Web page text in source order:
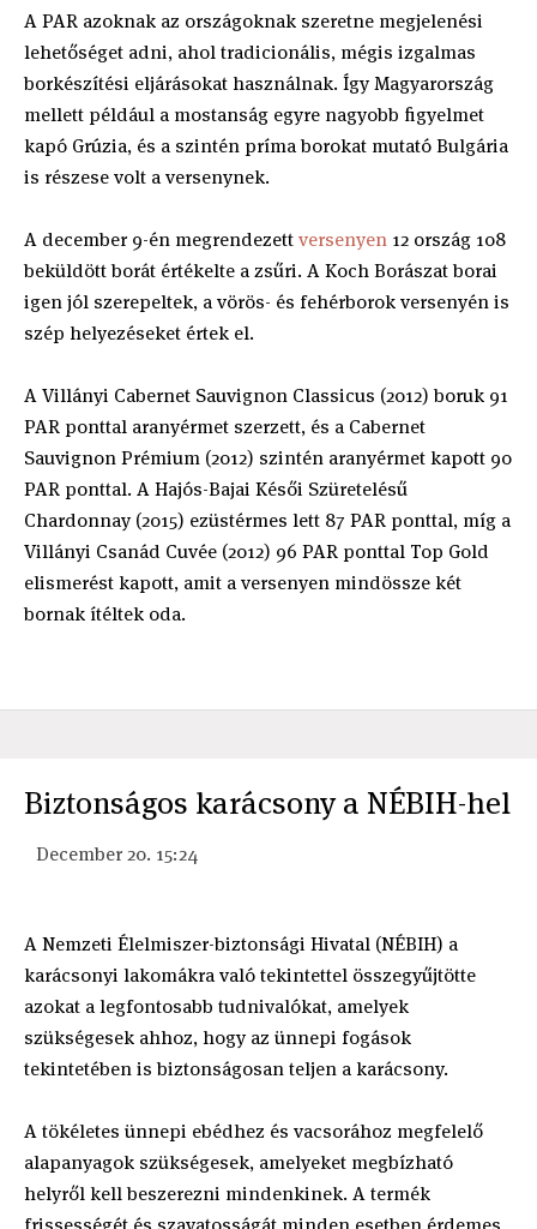
A PAR azoknak az országoknak szeretne megjelenési
lehetőséget adni, ahol tradicionális, mégis izgalmas
borkészítési eljárásokat használnak. Így Magyarország
mellett például a mostanság egyre nagyobb figyelmet
kapó Grúzia, és a szintén príma borokat mutató Bulgária
is részese volt a versenynek.
A december 9-én megrendezettversenyen 12 ország 108
beküldött borát értékelte a zsűri. A Koch Borászat borai
igen jól szerepeltek, a vörös- és fehérborok versenyén is
szép helyezéseket értek el.
A Villányi Cabernet Sauvignon Classicus (2012) boruk 91
PAR ponttal aranyérmet szerzett, és a Cabernet
Sauvignon Prémium (2012) szintén aranyérmet kapott 90
PAR ponttal. A Hajós-Bajai Késői Szüretelésű
Chardonnay (2015) ezüstérmes lett 87 PAR ponttal, míg a
Villányi Csanád Cuvée (2012) 96 PAR ponttal Top Gold
elismerést kapott, amit a versenyen mindössze két
bornak ítéltek oda.
Biztonságos karácsony a NÉBIH-hel
December 20. 15:24
A Nemzeti Élelmiszer-biztonsági Hivatal (NÉBIH) a
karácsonyi lakomákra való tekintettel összegyűjtötte
azokat a legfontosabb tudnivalókat, amelyek
szükségesek ahhoz, hogy az ünnepi fogások
tekintetében is biztonságosan teljen a karácsony.
A tökéletes ünnepi ebédhez és vacsorához megfelelő
alapanyagok szükségesek, amelyeket megbízható
helyről kell beszerezni mindenkinek. A termék